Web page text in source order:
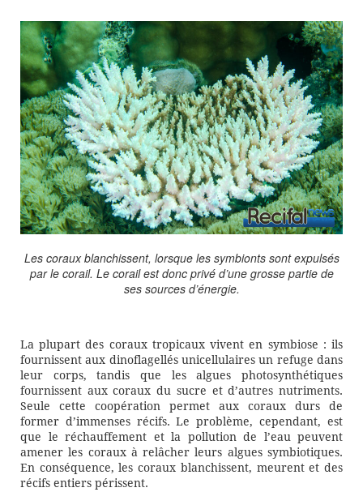
Les coraux blanchissent, lorsque les symbionts sont expulsés
par le corail. Le corail est donc privé d’une grosse partie de
ses sources d’énergie.
La plupart des coraux tropicaux vivent en symbiose : ils
fournissent aux dinoflagellés unicellulaires un refuge dans
leur corps, tandis que les algues photosynthétiques
fournissent aux coraux du sucre et d’autres nutriments.
Seule cette coopération permet aux coraux durs de
former d’immenses récifs. Le problème, cependant, est
que le réchauffement et la pollution de l’eau peuvent
amener les coraux à relâcher leurs algues symbiotiques.
En conséquence, les coraux blanchissent, meurent et des
récifs entiers périssent.